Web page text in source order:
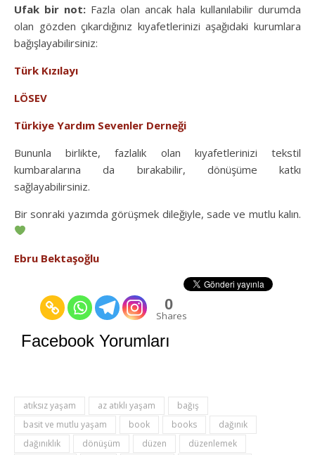
Ufak bir not: Fazla olan ancak hala kullanılabilir durumda
olan gözden çıkardığınız kıyafetlerinizi aşağıdaki kurumlara
bağışlayabilirsiniz:
Türk Kızılayı
LÖSEV
Türkiye Yardım Sevenler Derneği
Bununla birlikte, fazlalık olan kıyafetlerinizi tekstil
kumbaralarına da bırakabilir, dönüşüme katkı
sağlayabilirsiniz.
Bir sonraki yazımda görüşmek dileğiyle, sade ve mutlu kalın.
Ebru Bektaşoğlu
0
Shares
Facebook Yorumları
atıksız yaşam az atıklı yaşam
bağış
basit ve mutlu yaşam
book books
dağınık
dağınıklık
dönüşüm düzen
düzenlemek